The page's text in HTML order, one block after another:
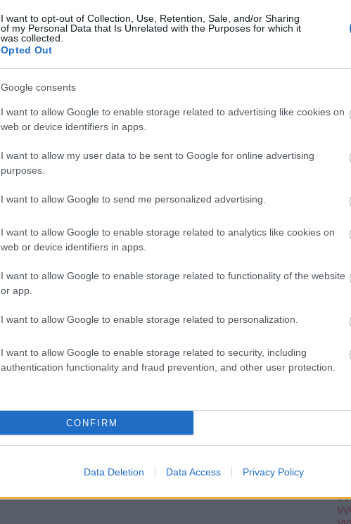
I want to opt-out of Collection, Use, Retention, Sale, and/or Sharing
of my Personal Data that Is Unrelated with the Purposes for which it
was collected.
Opted Out
Google consents
I want to allow Google to enable storage related to advertising like cookies on
web or device identifiers in apps.
I want to allow my user data to be sent to Google for online advertising
purposes.
I want to allow Google to send me personalized advertising.
I want to allow Google to enable storage related to analytics like cookies on
web or device identifiers in apps.
I want to allow Google to enable storage related to functionality of the website
or app.
I want to allow Google to enable storage related to personalization.
I want to allow Google to enable storage related to security, including
authentication functionality and fraud prevention, and other user protection.
CONFIRM
Data Deletion Data Access Privacy Policy